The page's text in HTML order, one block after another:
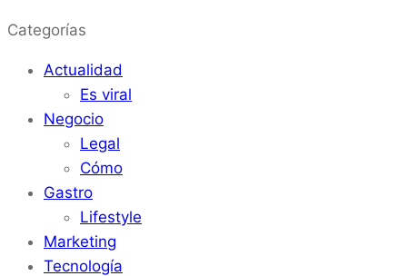
Categorías
Actualidad
Es viral
Negocio
Legal
Cómo
Gastro
Lifestyle
Marketing
Tecnología